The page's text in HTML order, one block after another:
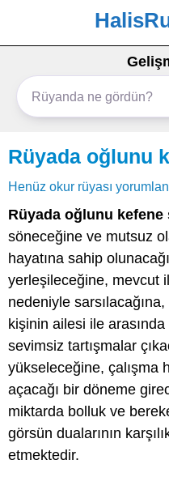
Rüyada oğlunu
Henüz okur rüyası
Rüyada oğlunu kefene
söneceğine ve mutsuz
hayatına sahip
yerleşileceğine, mevcut
nedeniyle
kişinin ailesi ile
sevimsiz tartışmalar
yükseleceğine, çalışma
açacağı bir döneme
miktarda bolluk ve
görsün dualarının
etmektedir.